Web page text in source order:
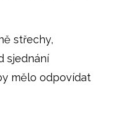
střechy,
sjednání
mělo odpovídat